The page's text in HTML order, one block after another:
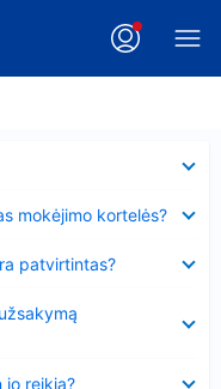
mokėjimo kortelės?
patvirtintas?
jo reikia?